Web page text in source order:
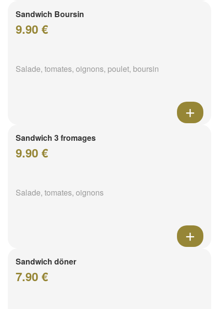
Sandwich Boursin
9.90 €
Salade, tomates, oignons, poulet, boursin
Sandwich 3 fromages
9.90 €
Salade, tomates, oignons
Sandwich döner
7.90 €